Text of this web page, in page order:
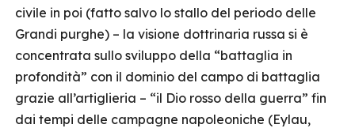
civile in poi (fatto salvo lo stallo del periodo delle
Grandi purghe) – la visione dottrinaria russa si è
concentrata sullo sviluppo della “battaglia in
profondità” con il dominio del campo di battaglia
grazie all’artiglieria – “il Dio rosso della guerra” fin
dai tempi delle campagne napoleoniche (Eylau,